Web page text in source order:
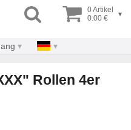
0 Artikel
0.00 €
▾
Rollen 4er